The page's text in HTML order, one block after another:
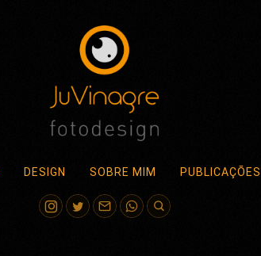
DESIGN SOBRE MIM PUBLICAÇÕES